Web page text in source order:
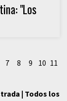
"Los
7 8 9 10 11
| Todos los